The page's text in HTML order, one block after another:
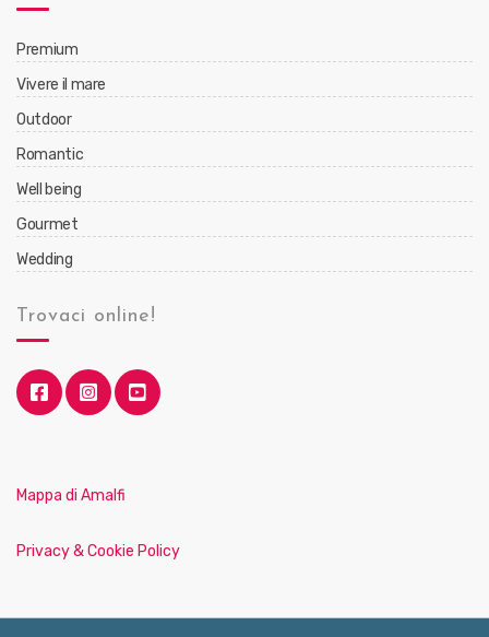
Premium
Vivere il mare
Outdoor
Romantic
Well being
Gourmet
Wedding
Trovaci online!
Mappa di Amalfi
Privacy & Cookie Policy